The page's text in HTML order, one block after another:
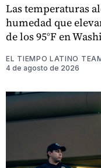
Las temperaturas
humedad que
de los 95°F en
EL TIEMPO LATINO
4 de agosto de 2026